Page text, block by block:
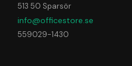
513 50 Sparsör
info@officestore.se
559029-1430